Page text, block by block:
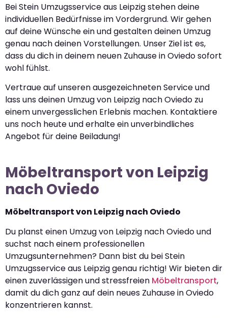
Bei Stein Umzugsservice aus Leipzig stehen deine
individuellen Bedürfnisse im Vordergrund. Wir gehen
auf deine Wünsche ein und gestalten deinen Umzug
genau nach deinen Vorstellungen. Unser Ziel ist es,
dass du dich in deinem neuen Zuhause in Oviedo sofort
wohl fühlst.
Vertraue auf unseren ausgezeichneten Service und
lass uns deinen Umzug von Leipzig nach Oviedo zu
einem unvergesslichen Erlebnis machen. Kontaktiere
uns noch heute und erhalte ein unverbindliches
Angebot für deine Beiladung!
Möbeltransport von Leipzig
nach Oviedo
Möbeltransport von Leipzig nach Oviedo
Du planst einen Umzug von Leipzig nach Oviedo und
suchst nach einem professionellen
Umzugsunternehmen? Dann bist du bei Stein
Umzugsservice aus Leipzig genau richtig! Wir bieten dir
einen zuverlässigen und stressfreien Möbeltransport,
damit du dich ganz auf dein neues Zuhause in Oviedo
konzentrieren kannst.